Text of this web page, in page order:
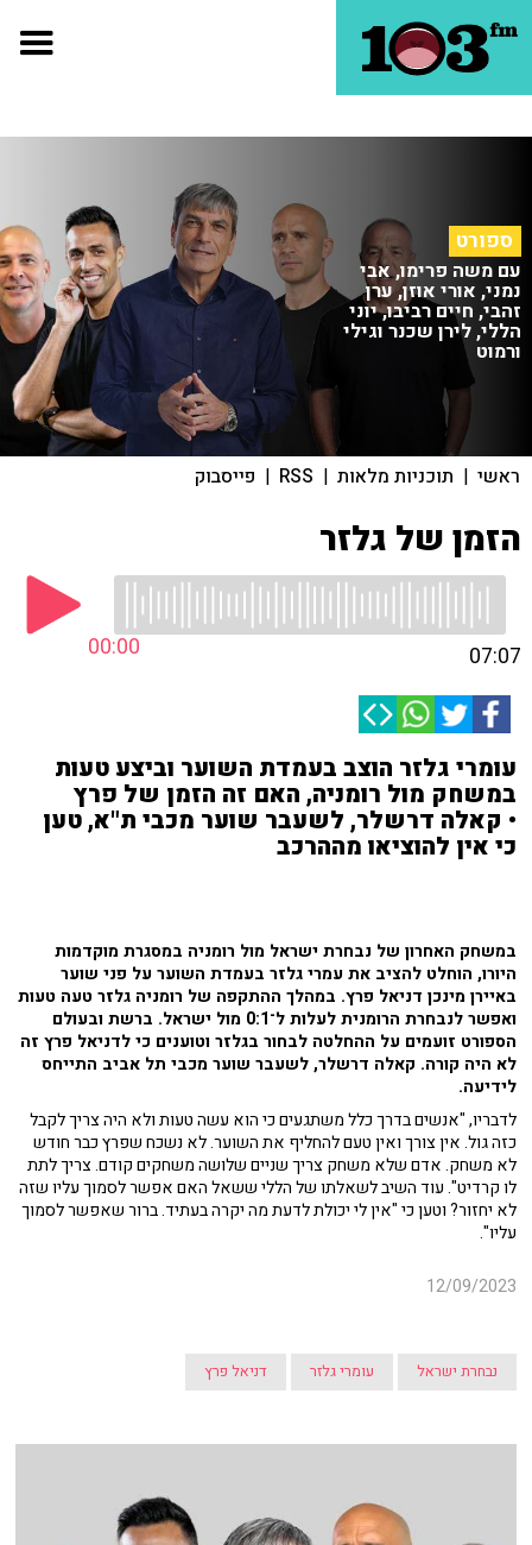
ספורט
עם משה פרימו, אבי
נמני, אורי אוזן, ערן
זהבי, חיים רביבו, יוני
הללי, לירן שכנר וגילי
ורמוט
ראשי | תוכניות מלאות |
RSS
| פייסבוק
הזמן של גלזר
00:00 07:07
עומרי גלזר הוצב בעמדת השוער וביצע טעות
במשחק מול רומניה, האם זה הזמן של פרץ
• קאלה דרשלר, לשעבר שוער מכבי ת"א, טען
כי אין להוציאו מההרכב
במשחק האחרון של נבחרת ישראל מול רומניה במסגרת מוקדמות
היורו, הוחלט להציב את עמרי גלזר בעמדת השוער על פני שוער
באיירן מינכן דניאל פרץ. במהלך ההתקפה של רומניה גלזר טעה טעות
ואפשר לנבחרת הרומנית לעלות ל־0:1 מול ישראל. ברשת ובעולם
הספורט זועמים על ההחלטה לבחור בגלזר וטוענים כי לדניאל פרץ זה
לא היה קורה. קאלה דרשלר, לשעבר שוער מכבי תל אביב התייחס
לידיעה.
לדבריו, "אנשים בדרך כלל משתגעים כי הוא עשה טעות ולא היה צריך לקבל
כזה גול. אין צורך ואין טעם להחליף את השוער. לא נשכח שפרץ כבר חודש
לא משחק. אדם שלא משחק צריך שניים שלושה משחקים קודם. צריך לתת
לו קרדיט". עוד השיב לשאלתו של הללי ששאל האם אפשר לסמוך עליו שזה
לא יחזור? וטען כי "אין לי יכולת לדעת מה יקרה בעתיד. ברור שאפשר לסמוך
עליו".
12/09/2023
נבחרת ישראל עומרי גלזר דניאל פרץ